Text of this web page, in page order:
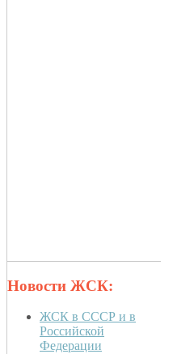
Новости ЖСК:
ЖСК в СССР и в
Российской
Федерации